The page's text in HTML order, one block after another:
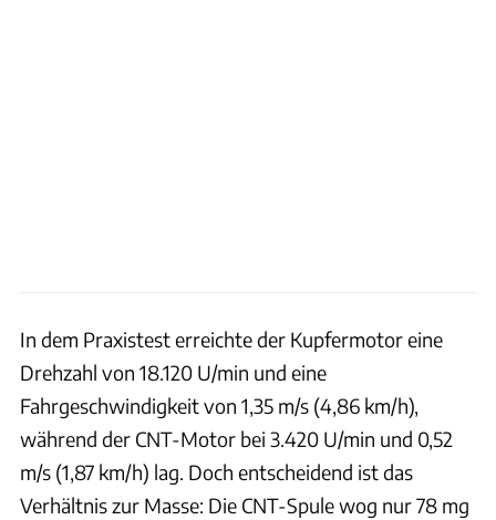
In dem Praxistest erreichte der Kupfermotor eine
Drehzahl von 18.120 U/min und eine
Fahrgeschwindigkeit von 1,35 m/s (4,86 km/h),
während der CNT-Motor bei 3.420 U/min und 0,52
m/s (1,87 km/h) lag. Doch entscheidend ist das
Verhältnis zur Masse: Die CNT-Spule wog nur 78 mg